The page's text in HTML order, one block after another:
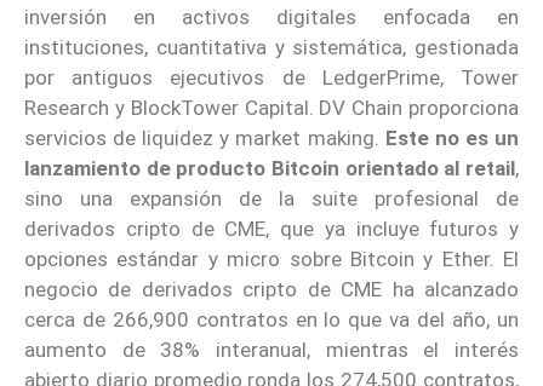
inversión en activos digitales enfocada en
instituciones, cuantitativa y sistemática, gestionada
por antiguos ejecutivos de LedgerPrime, Tower
Research y BlockTower Capital. DV Chain proporciona
servicios de liquidez y market making. Este no es un
lanzamiento de producto Bitcoin orientado al retail,
sino una expansión de la suite profesional de
derivados cripto de CME, que ya incluye futuros y
opciones estándar y micro sobre Bitcoin y Ether. El
negocio de derivados cripto de CME ha alcanzado
cerca de 266,900 contratos en lo que va del año, un
aumento de 38% interanual, mientras el interés
abierto diario promedio ronda los 274,500 contratos,